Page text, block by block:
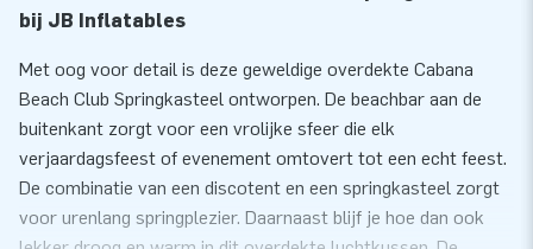
bij JB Inflatables
Met oog voor detail is deze geweldige overdekte Cabana
Beach Club Springkasteel ontworpen. De beachbar aan de
buitenkant zorgt voor een vrolijke sfeer die elk
verjaardagsfeest of evenement omtovert tot een echt feest.
De combinatie van een discotent en een springkasteel zorgt
voor urenlang springplezier. Daarnaast blijf je hoe dan ook